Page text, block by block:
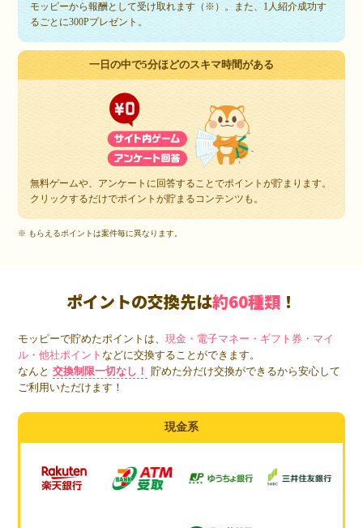
モッピーから報酬として受け取れます（※）。また、1人紹介成功す
るごとに300Pプレゼント。
一日の中で5分ほどのスキマ時間がある
無料ゲームや、アンケートに回答することでポイントが貯まります。
クリックするだけでポイントが貯まるコンテンツも。
※ もらえるポイントは案件毎に異なります。
ポイントの交換先は約60種類 ！
モッピーで貯めたポイントは、現金・電子マネー・ギフト券・マイ
ル・他社ポイントなどに交換することができます。
なんと 交換制限一切なし！
貯めた分だけ交換ができるから安心して
ご利用いただけます！
現金系